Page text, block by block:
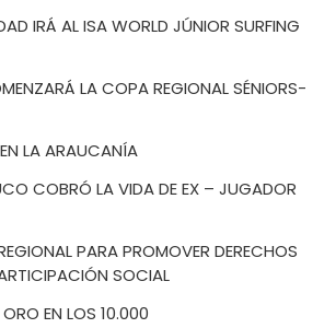
IRÁ AL ISA WORLD JÚNIOR SURFING
LA COPA REGIONAL SÉNIORS-
LA ARAUCANÍA
COBRÓ LA VIDA DE EX – JUGADOR
PARA PROMOVER DERECHOS
SOCIAL
EN LOS 10.000